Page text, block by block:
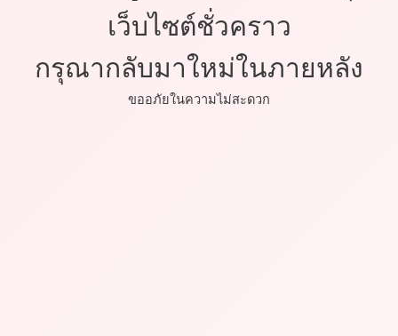
เว็บไซต์ชั่วคราว
กรุณากลับมาใหม่ในภายหลัง
ขออภัยในความไม่สะดวก